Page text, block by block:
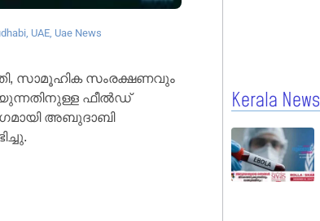
UAE Uae News
സാമൂഹിക സംരക്ഷണവും
ഫീൽഡ്
അബുദാബി
Kerala News